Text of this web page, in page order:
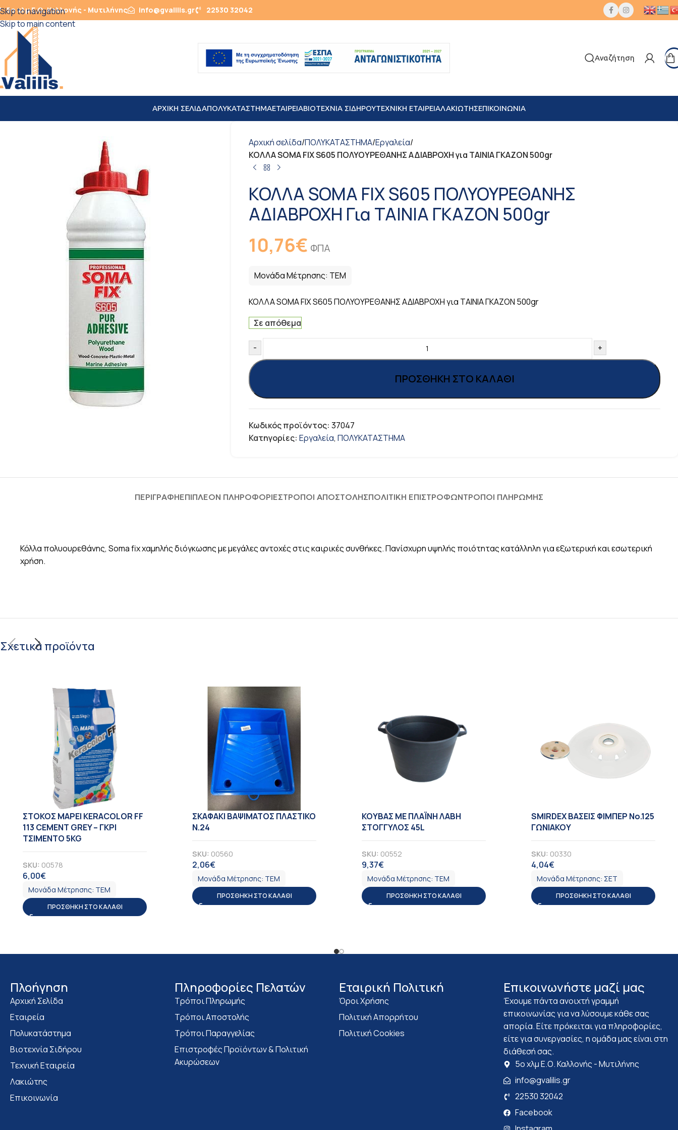
Skip to navigation
Skip to main content
5ο χλμ Ε.Ο. Καλλονής - Μυτιλήνης info@gvalilis.gr 22530 32042
Αναζήτηση
ΑΡΧΙΚΗ ΣΕΛΙΔΑΠΟΛΥΚΑΤΑΣΤΗΜΑΕΤΑΙΡΕΙΑΒΙΟΤΕΧΝΙΑ ΣΙΔΗΡΟΥTEXNIKH ΕΤΑΙΡΕΙΑΛΑΚΙΩΤΗΣΕΠΙΚΟΙΝΩΝΙΑ
Αρχική σελίδα/ΠΟΛΥΚΑΤΑΣΤΗΜΑ/Εργαλεία/
ΚΟΛΛΑ SOMA FIX S605 ΠΟΛΥΟΥΡΕΘΑΝΗΣ ΑΔΙΑΒΡΟΧΗ για ΤΑΙΝΙΑ ΓΚΑΖΟΝ 500gr
ΚΟΛΛΑ SOMA FIX S605 ΠΟΛΥΟΥΡΕΘΑΝΗΣ
ΑΔΙΑΒΡΟΧΗ Για ΤΑΙΝΙΑ ΓΚΑΖΟΝ 500gr
10,76€ ΦΠΑ
Μονάδα Μέτρησης: ΤΕΜ
ΚΟΛΛΑ SOMA FIX S605 ΠΟΛΥΟΥΡΕΘΑΝΗΣ ΑΔΙΑΒΡΟΧΗ για ΤΑΙΝΙΑ ΓΚΑΖΟΝ 500gr
Σε απόθεμα
- +
ΠΡΟΣΘΉΚΗ ΣΤΟ ΚΑΛΆΘΙ
Κωδικός προϊόντος: 37047
Κατηγορίες: Εργαλεία, ΠΟΛΥΚΑΤΑΣΤΗΜΑ
ΠΕΡΙΓΡΑΦΉΕΠΙΠΛΈΟΝ ΠΛΗΡΟΦΟΡΊΕΣΤΡΟΠΟΙ ΑΠΟΣΤΟΛΗΣΠΟΛΙΤΙΚΗ ΕΠΙΣΤΡΟΦΩΝΤΡΟΠΟΙ ΠΛΗΡΩΜΗΣ
Κόλλα πολυουρεθάνης, Soma fix χαμηλής διόγκωσης με μεγάλες αντοχές στις καιρικές συνθήκες. Πανίσχυρη υψηλής ποιότητας κατάλληλη για εξωτερική και εσωτερική
χρήση.
Σχετικά προϊόντα
ΣΤΟΚΟΣ MAPEI KERACOLOR FF
113 CEMENT GREY – ΓΚΡΙ
ΤΣΙΜΕΝΤΟ 5KG
SKU: 00578
6,00€
Μονάδα Μέτρησης: ΤΕΜ
ΠΡΟΣΘΉΚΗ ΣΤΟ ΚΑΛΆΘΙ
ΣΚΑΦΑΚΙ ΒΑΨΙΜΑΤΟΣ ΠΛΑΣΤΙΚΟ
Ν.24
SKU: 00560
2,06€
Μονάδα Μέτρησης: ΤΕΜ
ΠΡΟΣΘΉΚΗ ΣΤΟ ΚΑΛΆΘΙ
KOYBAΣ ΜΕ ΠΛΑΪΝΗ ΛΑΒΗ
ΣΤΟΓΓΥΛΟΣ 45L
SKU: 00552
9,37€
Μονάδα Μέτρησης: ΤΕΜ
ΠΡΟΣΘΉΚΗ ΣΤΟ ΚΑΛΆΘΙ
SMIRDEX ΒΑΣΕΙΣ ΦΙΜΠΕΡ Νο.125
ΓΩΝΙΑΚΟΥ
SKU: 00330
4,04€
Μονάδα Μέτρησης: ΣΕΤ
ΠΡΟΣΘΉΚΗ ΣΤΟ ΚΑΛΆΘΙ
Πλοήγηση
Αρχική Σελίδα
Εταιρεία
Πολυκατάστημα
Bιοτεχνία Σιδήρου
Τεχνική Εταιρεία
Λακιώτης
Επικοινωνία
Πληροφορίες Πελατών
Τρόποι Πληρωμής
Τρόποι Αποστολής
Τρόποι Παραγγελίας
Επιστροφές Προϊόντων & Πολιτική
Ακυρώσεων
Eταιρική Πολιτική
Όροι Χρήσης
Πολιτική Απορρήτου
Πολιτική Cookies
Επικοινωνήστε μαζί μας
Έχουμε πάντα ανοιχτή γραμμή
επικοινωνίας για να λύσουμε κάθε σας
απορία. Είτε πρόκειται για πληροφορίες,
είτε για συνεργασίες, η ομάδα μας είναι στη
διάθεσή σας.
5ο χλμ Ε.Ο. Καλλονής - Μυτιλήνης
info@gvalilis.gr
22530 32042
Facebook